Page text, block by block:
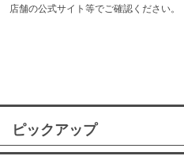
店舗の公式サイト等でご確認ください。
ピックアップ